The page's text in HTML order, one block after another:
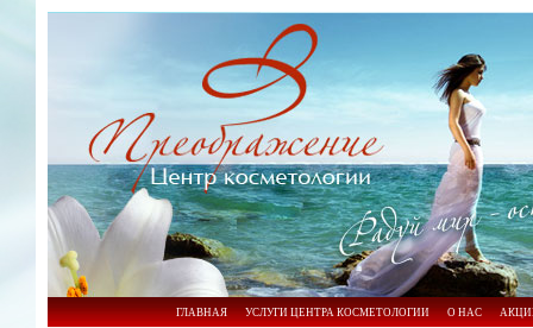
ГЛАВНАЯ УСЛУГИ ЦЕНТРА КОСМЕТОЛОГИИ О НАС